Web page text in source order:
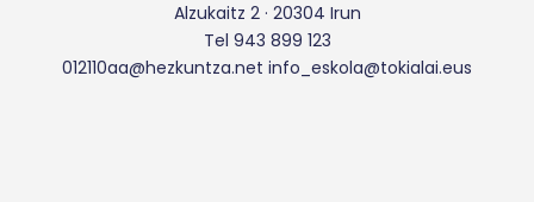
Alzukaitz 2 · 20304 Irun
Tel 943 899 123
012110aa@hezkuntza.net info_eskola@tokialai.eus